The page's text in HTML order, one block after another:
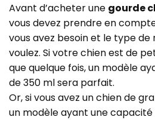
Avant d’acheter une gourde
vous devez prendre en
vous avez besoin et le type de
voulez. Si votre chien est de
que quelque fois, un modèle
de 350 ml sera parfait.
Or, si vous avez un chien de
un modèle ayant une capacité